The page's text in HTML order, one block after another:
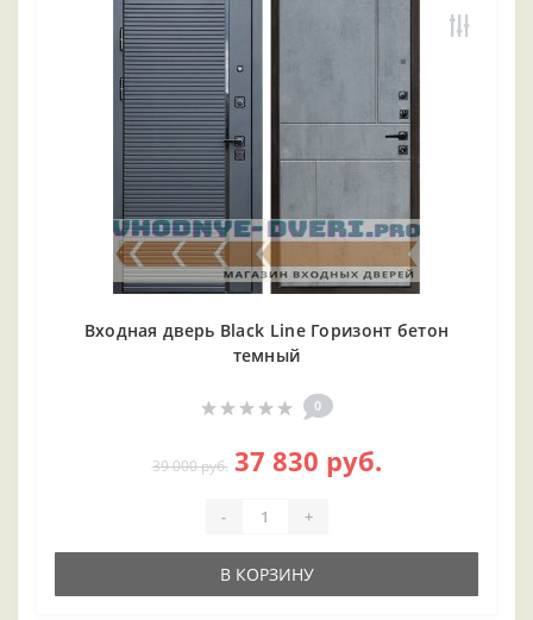
Входная дверь Black Line Горизонт бетон
темный
0
39 000 руб. 37 830 руб.
- +
В КОРЗИНУ